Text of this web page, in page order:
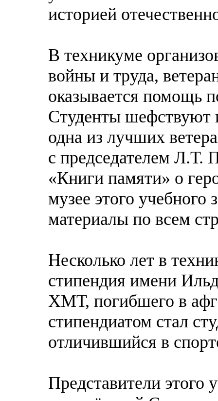
историей
В техникуме
войны и труда,
оказывается помощь
Студенты шефствуют
одна из лучших
с председателем Л.Т.
«Книги памяти» о
музее этого
материалы по всем
Несколько лет в
стипендия имени
ХМТ, погибшего в
стипендиатом стал
отличившийся в
Представители этого